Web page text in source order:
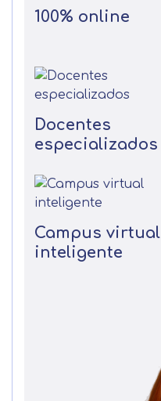
100% online
Docentes
especializados
Campus virtual
inteligente